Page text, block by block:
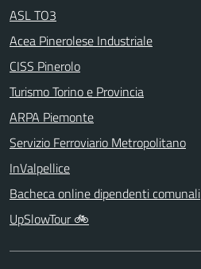
ASL TO3
Acea Pinerolese Industriale
CISS Pinerolo
Turismo Torino e Provincia
ARPA Piemonte
Servizio Ferroviario Metropolitano
InValpellice
Bacheca online dipendenti comunali
UpSlowTour 🚲